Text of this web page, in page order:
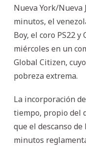
Nueva York/Nueva
minutos, el
Boy, el coro PS22
miércoles en un
Global Citizen,
pobreza extrema.
La incorporación
tiempo, propio del
que el descanso
minutos